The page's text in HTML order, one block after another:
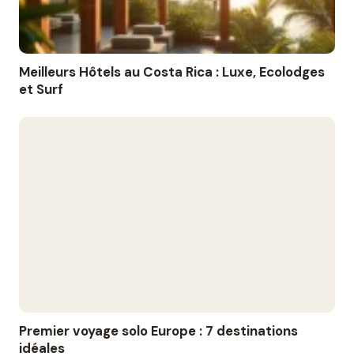
Meilleurs Hôtels au Costa Rica : Luxe, Ecolodges
et Surf
Premier voyage solo Europe : 7 destinations
idéales